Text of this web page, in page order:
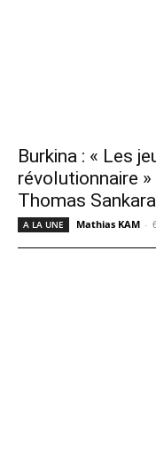
Burkina : « Les
révolutionnaire
Thomas Sankara
A LA UNE Mathias KAM -